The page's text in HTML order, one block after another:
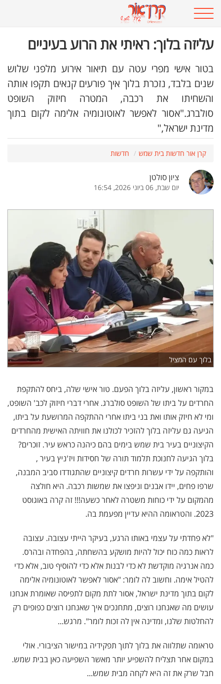
עליזה בלוך: ראיתי את הרוע בעיניים
בטור אישי מפרי עטה עם תיאור אירוע מלפני שלוש
שנים בלבד, נזכרת בלוך איך פורעים קנאים תקפו אותה
והשחיתו את רכבה, המטרה חיזוק השופט
סולברג."אסור לאפשר לאוטונומיה אלימה לקום בתוך
מדינת ישראל,"
קרן אור חדשות בית שמש חדשות
ציון סולטן
יום שבת, 06 ביוני 2026, 16:54
בלוך עם המציל
במקור ראשון, עליזה בלוך הפעם. טור אישי שלה, ביחס להתקפת
החרדים על ביתו של השופט סולברג. אחרי דברי חיזוק לכב' השופט,
ומי לא חיזק אותו ואת בני ביתו אחרי ההתקפה המרושעת על ביתו,
הגיעה גם עליזה בלוך להזכיר לכולנו את חוויתה האישית מהחרדים
הקיצוניים בעיר בית שמש בימים בהם כיהנה כראש עיר. זוכרים?
בלוך הגיעה לחנוכת תלמוד תורה של חסידות ויז'ניץ בעיר ,
והותקפה על ידי עשרות חרדים קיצוניים שהתגודדו סביב המבנה,
שרפו פחים, יידו אבנים וניפצו את שמשות רכבה. היא חולצה
מהמקום על ידי כוחות משטרה לאחר כשעה!!! זה קרה באוגוסט
2023. והטראומה ההיא עדיין מפעמת בה.
"לא פחדתי על עצמי באותו הרגע, בעיקר הייתי עצובה. עצובה
לראות כמה כוח יכול להיות מושקע בהשחתה, בהפחדה ובהרס.
כמה אנרגיה מוקדשת לא כדי לבנות אלא כדי להוסיף טוב, אלא כדי
להטיל אימה. וחשוב לה לומר: "אסור לאפשר לאוטונומיה אלימה
לקום בתוך מדינת ישראל, אסור לתת מקום לתפיסה שאומרת אנחנו
עושים מה שאנחנו רוצים, מתחנכים איך שאנחנו רוצים כפופים רק
להחלטות שלנו, ומדינה אין לה זכות לומר". מרגש...
טראומה שתלווה את בלוך לתוך תפקידיה במישור הציבורי. אולי
במקום אחר תצליח להשפיע יותר מאשר השפיעה כאן בבית שמש.
חבל שרק את זה היא לקחה מבית שמש...